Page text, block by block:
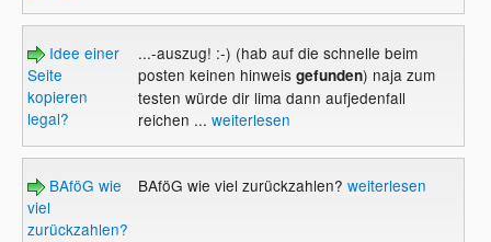
Idee einer
Seite
kopieren
legal?
...-auszug! :-) (hab auf die schnelle beim
posten keinen hinweisgefunden) naja zum
testen würde dir lima dann aufjedenfall
reichen ... weiterlesen
BAföG wie
viel
zurückzahlen?
BAföG wie viel zurückzahlen? weiterlesen